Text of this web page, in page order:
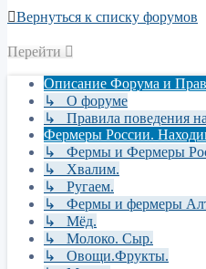
Вернуться к списку форумов
Перейти
Описание Форума и
↳ О форуме
↳ Правила поведения
Фермеры России.
↳ Фермы и Фермеры
↳ Хвалим.
↳ Ругаем.
↳ Фермы и фермеры
↳ Мёд.
↳ Молоко. Сыр.
↳ Овощи.Фрукты.